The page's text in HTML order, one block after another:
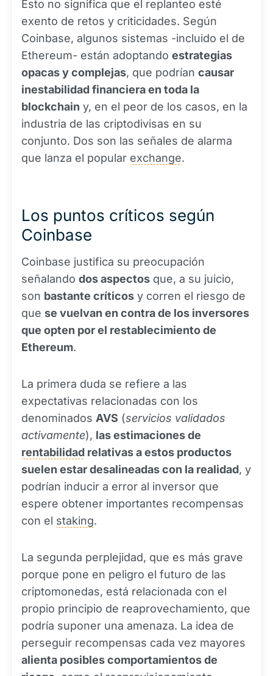
Esto no significa que el replanteo esté
exento de retos y criticidades. Según
Coinbase, algunos sistemas -incluido el de
Ethereum- están adoptando estrategias
opacas y complejas, que podrían causar
inestabilidad financiera en toda la
blockchain y, en el peor de los casos, en la
industria de las criptodivisas en su
conjunto. Dos son las señales de alarma
que lanza el popular exchange.
Los puntos críticos según
Coinbase
Coinbase justifica su preocupación
señalando dos aspectos que, a su juicio,
son bastante críticos y corren el riesgo de
que se vuelvan en contra de los inversores
que opten por el restablecimiento de
Ethereum.
La primera duda se refiere a las
expectativas relacionadas con los
denominados AVS (servicios validados
activamente), las estimaciones de
rentabilidad relativas a estos productos
suelen estar desalineadas con la realidad, y
podrían inducir a error al inversor que
espere obtener importantes recompensas
con el staking.
La segunda perplejidad, que es más grave
porque pone en peligro el futuro de las
criptomonedas, está relacionada con el
propio principio de reaprovechamiento, que
podría suponer una amenaza. La idea de
perseguir recompensas cada vez mayores
alienta posibles comportamientos de